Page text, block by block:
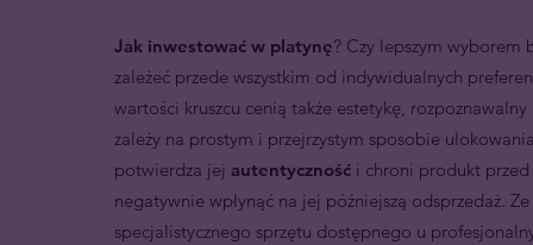
Jak inwestować w platynę? Czy lepszym wyborem
zależeć przede wszystkim od indywidualnych
wartości kruszcu cenią także estetykę,
zależy na prostym i przejrzystym sposobie
potwierdza jej autentyczność i chroni produkt
negatywnie wpłynąć na jej późniejszą odsprzedaż.
specjalistycznego sprzętu dostępnego u